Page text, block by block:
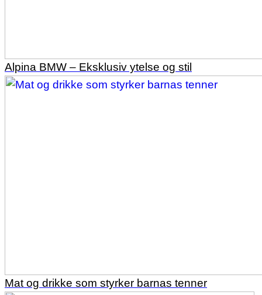
Alpina BMW – Eksklusiv ytelse og stil
Mat og drikke som styrker barnas tenner